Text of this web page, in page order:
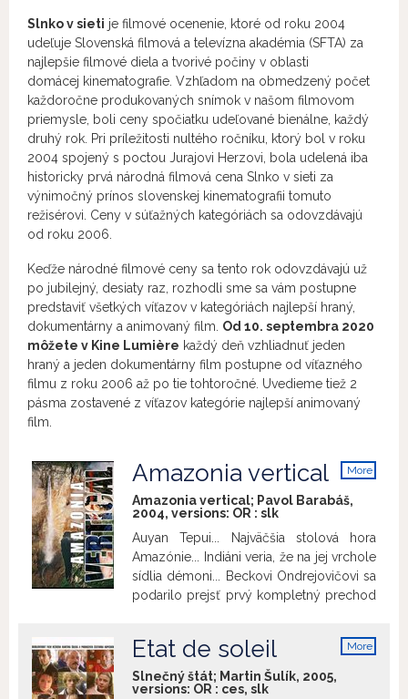
Slnko v sieti je filmové ocenenie, ktoré od roku 2004
udeľuje Slovenská filmová a televízna akadémia (SFTA) za
najlepšie filmové diela a tvorivé počiny v oblasti
domácej kinematografie. Vzhľadom na obmedzený počet
každoročne produkovaných snímok v našom filmovom
priemysle, boli ceny spočiatku udeľované bienálne, každý
druhý rok. Pri príležitosti nultého ročníku, ktorý bol v roku
2004 spojený s poctou Jurajovi Herzovi, bola udelená iba
historicky prvá národná filmová cena Slnko v sieti za
výnimočný prínos slovenskej kinematografii tomuto
režisérovi. Ceny v súťažných kategóriách sa odovzdávajú
od roku 2006.
Keďže národné filmové ceny sa tento rok odovzdávajú už
po jubilejný, desiaty raz, rozhodli sme sa vám postupne
predstaviť všetkých víťazov v kategóriách najlepší hraný,
dokumentárny a animovaný film. Od 10. septembra 2020
môžete v Kine Lumière každý deň vzhliadnuť jeden
hraný a jeden dokumentárny film postupne od víťazného
filmu z roku 2006 až po tie tohtoročné. Uvedieme tiež 2
pásma zostavené z víťazov kategórie najlepší animovaný
film.
More
Amazonia vertical
Amazonia vertical; Pavol Barabáš,
2004, versions: OR : slk
Auyan Tepui... Najväčšia stolová hora
Amazónie... Indiáni veria, že na jej vrchole
sídlia démoni... Beckovi Ondrejovičovi sa
podarilo prejsť prvý kompletný prechod
vyliezli nikým nedotknutú panenskú
stenu. Amazonia vertical - film o sile
prírody a dobrodružnom objavovaní
More
Etat de soleil
Slnečný štát; Martin Šulík, 2005,
versions: OR : ces, slk